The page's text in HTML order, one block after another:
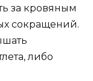
за кровяным
сокращений.
либо